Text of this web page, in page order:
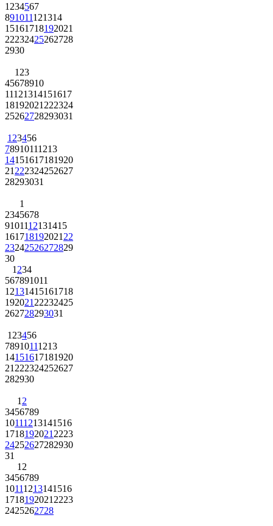
1 234567
891011121314
15161718192021
22232425262728
2930
1 23
45678910
11121314151617
18192021 222324
25262728293031
1 23456
78910111213
14151617181920
21 222324252627
28293031
1
2345678
9101112131415
161718192021 22
23242526272829
30
1 234
567891011
12131415161718
192021 22232425
262728293031
1 23456
78910111213
14151617181920
21 222324252627
282930
1 2
3456789
10111213141516
1718192021 2223
24252627282930
31
1 2
3456789
10111213141516
1718192021 2223
2425262728